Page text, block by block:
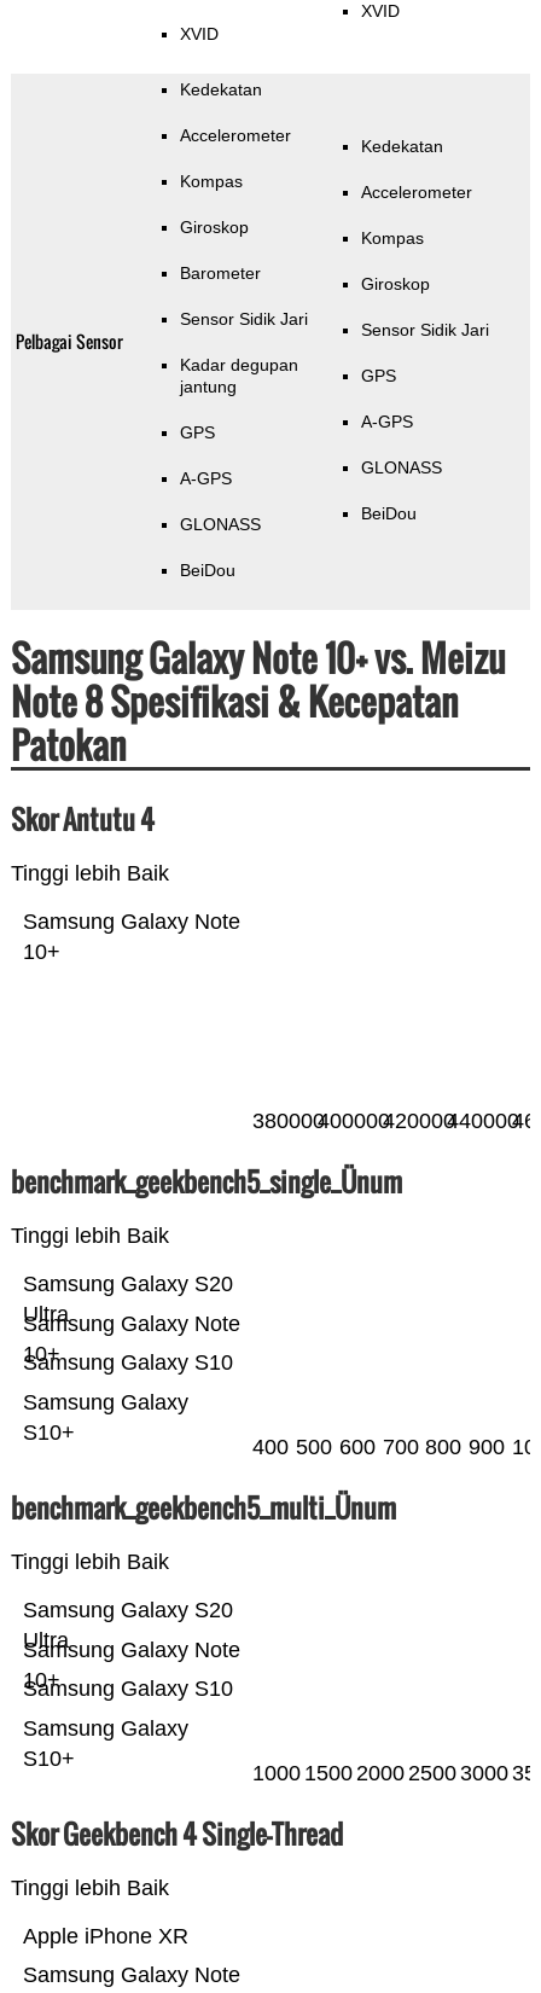
XVID
XVID
Pelbagai Sensor
Kedekatan
Accelerometer
Kompas
Giroskop
Barometer
Sensor Sidik Jari
Kadar degupan
jantung
GPS
A-GPS
GLONASS
BeiDou
Kedekatan
Accelerometer
Kompas
Giroskop
Sensor Sidik Jari
GPS
A-GPS
GLONASS
BeiDou
Samsung Galaxy Note 10+ vs. Meizu
Note 8 Spesifikasi & Kecepatan
Patokan
Skor Antutu 4
Tinggi lebih Baik
Samsung Galaxy Note
10+
380000400000420000440000
benchmark_geekbench5_single_Ünum
Tinggi lebih Baik
Samsung Galaxy
S10+
Samsung Galaxy S10
Samsung Galaxy Note
10+
Samsung Galaxy S20
Ultra
400 500 600 700 800 900
benchmark_geekbench5_multi_Ünum
Tinggi lebih Baik
Samsung Galaxy
S10+
Samsung Galaxy S10
Samsung Galaxy Note
10+
Samsung Galaxy S20
Ultra
1000 1500200025003000
Skor Geekbench 4 Single-Thread
Tinggi lebih Baik
Samsung Galaxy Note
Apple iPhone XR